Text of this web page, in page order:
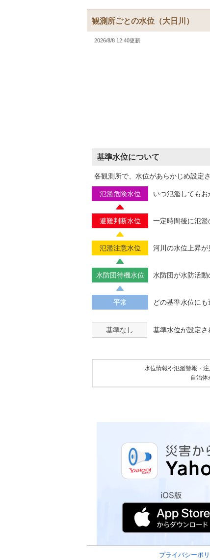
観測所ごとの水位 （大日川）
2026/8/8 12:40更新
基準水位について
各観測所で、水位があらかじめ設定
氾濫危険水位 いつ氾濫してもお
避難判断水位 一定時間後に氾濫
氾濫注意水位 河川の水位上昇が
水防団待機水位 水防団が水防活動
平常 どの基準水位にも
基準なし 基準水位が設定さ
水位情報や氾濫警報・注
自治体
プライバシーポ